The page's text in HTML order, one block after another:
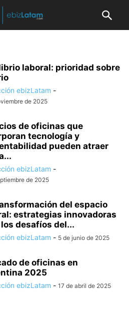
laboral: prioridad sobre
ebizLatam -
de 2025
de oficinas que
tecnología y
pueden atraer
ebizLatam -
de 2025
del espacio
estrategias innovadoras
desafíos del...
ebizLatam - 5 de junio de 2025
de oficinas en
2025
ebizLatam - 17 de abril de 2025